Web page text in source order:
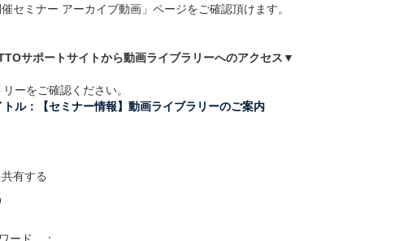
セミナー アーカイブ動画」ページをご確認頂けます。
サポートサイトから動画ライブラリーへのアクセス▼
ーをご確認ください。
トル：【セミナー情報】動画ライブラリーのご案内
有する